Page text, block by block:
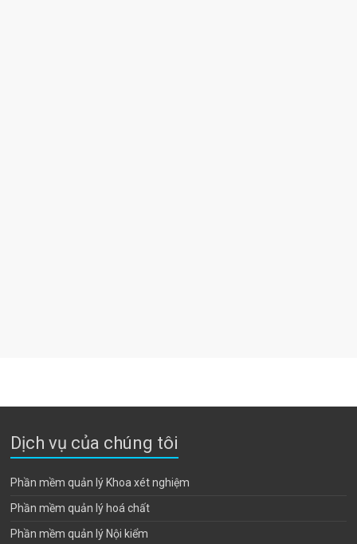
Dịch vụ của chúng tôi
Phần mềm quản lý Khoa xét nghiệm
Phần mềm quản lý hoá chất
Phần mềm quản lý Nội kiểm